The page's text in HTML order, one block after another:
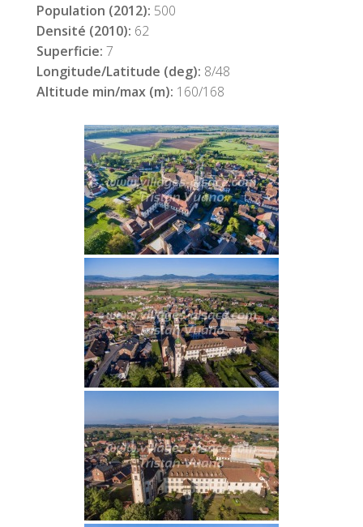
Population (2012): 500
Densité (2010): 62
Superficie: 7
Longitude/Latitude (deg): 8/48
Altitude min/max (m): 160/168